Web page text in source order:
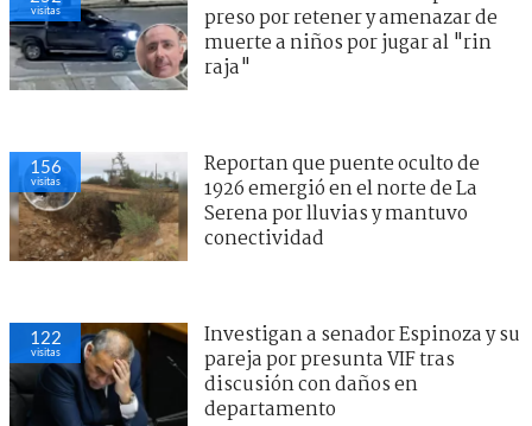
visitas
preso por retener y amenazar de
muerte a niños por jugar al "rin
raja"
156
visitas
Reportan que puente oculto de
1926 emergió en el norte de La
Serena por lluvias y mantuvo
conectividad
122
visitas
Investigan a senador Espinoza y su
pareja por presunta VIF tras
discusión con daños en
departamento